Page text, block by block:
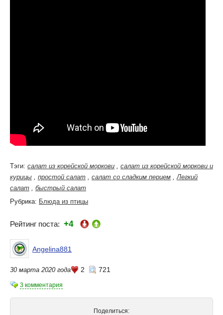
Тэги: салат из корейской моркови , салат из корейской моркови и
курицы , простой салат , салат со сладким перцем ,Легкий
салат , быстрый салат
Рубрика: Блюда из птицы
Рейтинг поста: +4
Angelina881
30 марта 2020 года 2 721
3 комментария
Поделиться: